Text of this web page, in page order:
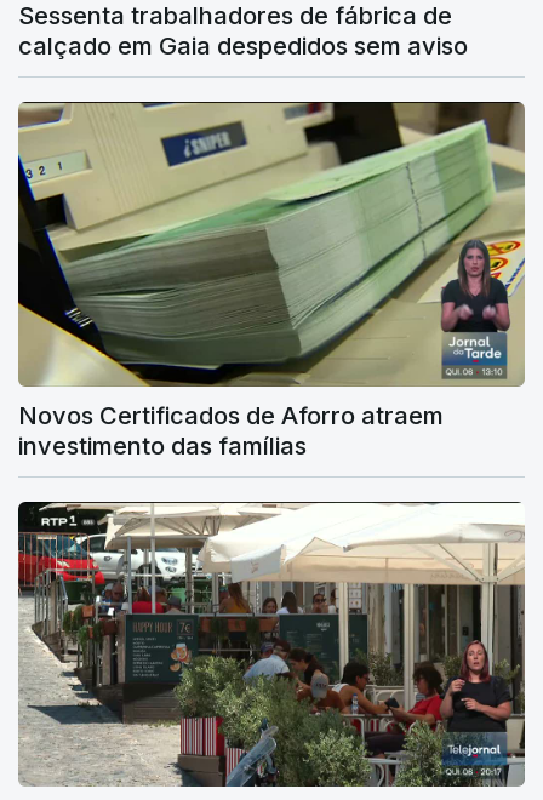
Sessenta trabalhadores de fábrica de
calçado em Gaia despedidos sem aviso
Novos Certificados de Aforro atraem
investimento das famílias